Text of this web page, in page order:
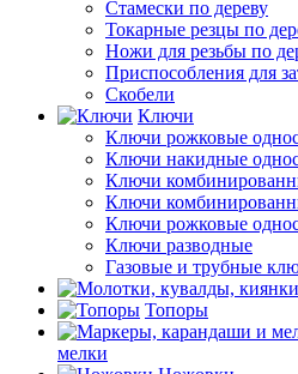
Стамески по дереву
Токарные резцы по
Ножи для резьбы по
Приспособления для
Скобели
Ключи
Ключи рожковые
Ключи накидные
Ключи
Ключи
Ключи рожковые
Ключи разводные
Газовые и трубные
Топоры
мелки